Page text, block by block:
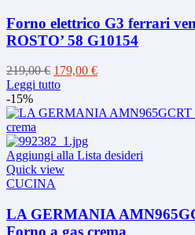
scelte
nella
pagina
prodotto
Forno elettrico G3 ferrari
ROSTO’ 58 G10154
219,00€ Il
prezzo
era:
179,00 €Il
è:
Leggi tutto
-15%
Aggiungi alla Lista desideri
Quick view
CUCINA
LA GERMANIA
Forno a gas crema